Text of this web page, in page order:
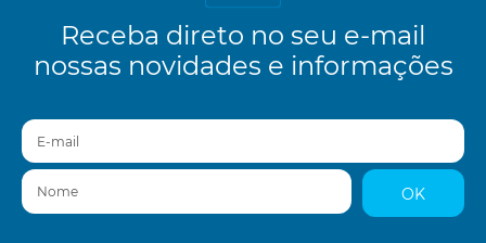
Receba direto no seu e-mail
nossas novidades e informações
E-mail
Nome
OK